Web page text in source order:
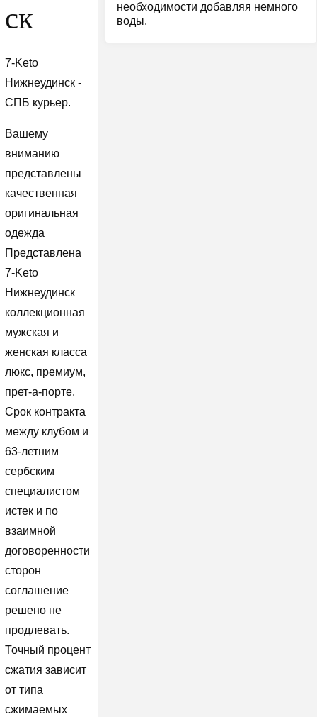
ск
7-Keto
Нижнеудинск -
СПБ курьер.
Вашему
вниманию
представлены
качественная
оригинальная
одежда
Представлена
7-Keto
Нижнеудинск
коллекционная
мужская и
женская класса
люкс, премиум,
прет-а-порте.
Срок контракта
между клубом и
63-летним
сербским
специалистом
истек и по
взаимной
договоренности
сторон
соглашение
решено не
продлевать.
Точный процент
сжатия зависит
от типа
сжимаемых
необходимости добавляя немного
воды.